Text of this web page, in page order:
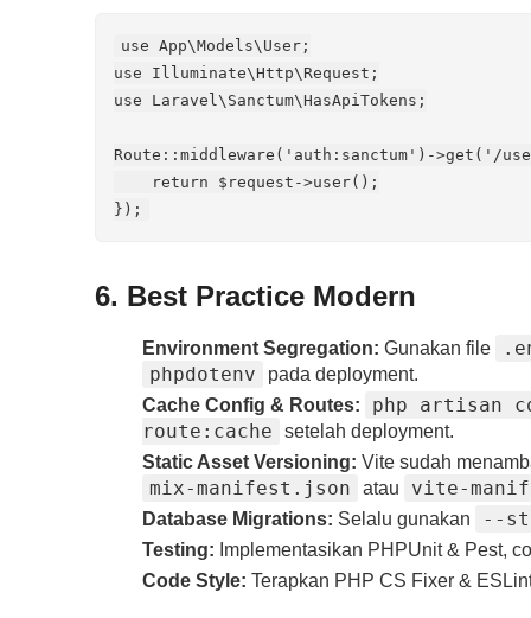
use App\Models\User;
use Illuminate\Http\Request;
use Laravel\Sanctum\HasApiTokens;
Route::middleware('auth:sanctum')->get('/
    return $request->user();
});
6. Best Practice Modern
Environment Segregation: Gunakan file
phpdotenv
pada deployment.
Cache Config & Routes:
php artisan
route:cache
setelah deployment.
Static Asset Versioning: Vite sudah
mix-manifest.json atau vite-
Database Migrations: Selalu gunakan --
Testing: Implementasikan PHPUnit & Pest,
Code Style: Terapkan PHP CS Fixer &